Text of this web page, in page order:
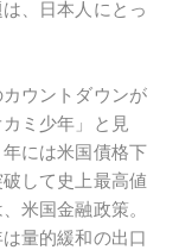
、日本人にとっ
ウントダウンが
ミ少年」と見
には米国債格下
して史上最高値
米国金融政策。
量的緩和の出口